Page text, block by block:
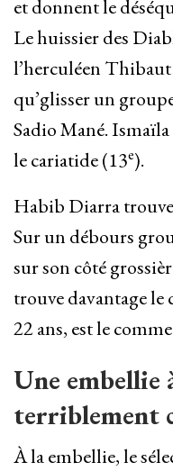
et donnent le
Le huissier des
l’herculéen
qu’glisser un
Sadio Mané.
le cariatide (13e).
Habib Diarra
Sur un débours
sur son côté
trouve davantage
22 ans, est le
Une embellie
terriblement
À la embellie, le